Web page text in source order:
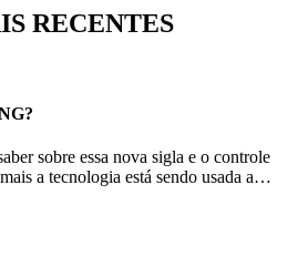
RECENTES
sobre essa nova sigla e o controle
a tecnologia está sendo usada a…